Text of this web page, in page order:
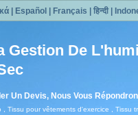
Gestion De
Un Devis, Nous Vous
Tissu pour vêtements d'exercice , Tissu
| Español Français हिन्दी|